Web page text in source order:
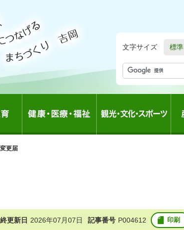
文字サイズ 標準
更届
更新日 2026年07月07日 記事番号 P004612 印刷